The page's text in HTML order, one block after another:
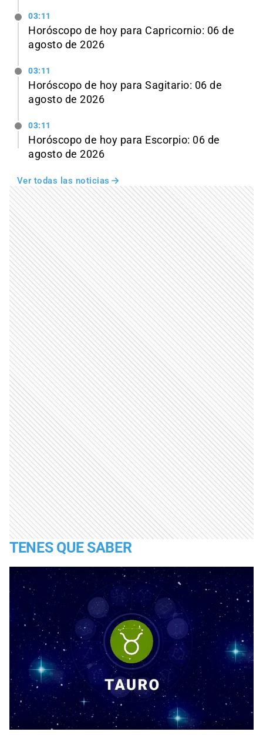
03:11
Horóscopo de hoy para Capricornio: 06 de
agosto de 2026
03:11
Horóscopo de hoy para Sagitario: 06 de
agosto de 2026
03:11
Horóscopo de hoy para Escorpio: 06 de
agosto de 2026
Ver todas las noticias
TENES QUE SABER